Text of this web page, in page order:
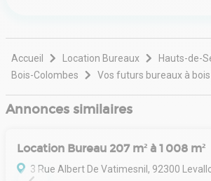
Accueil Location Bureaux
Hauts-de-
Bois-Colombes
Vos futurs bureaux à
Annonces similaires
Location Bureau 207 m² à 1 008 m²
3 Rue Albert De Vatimesnil, 92300